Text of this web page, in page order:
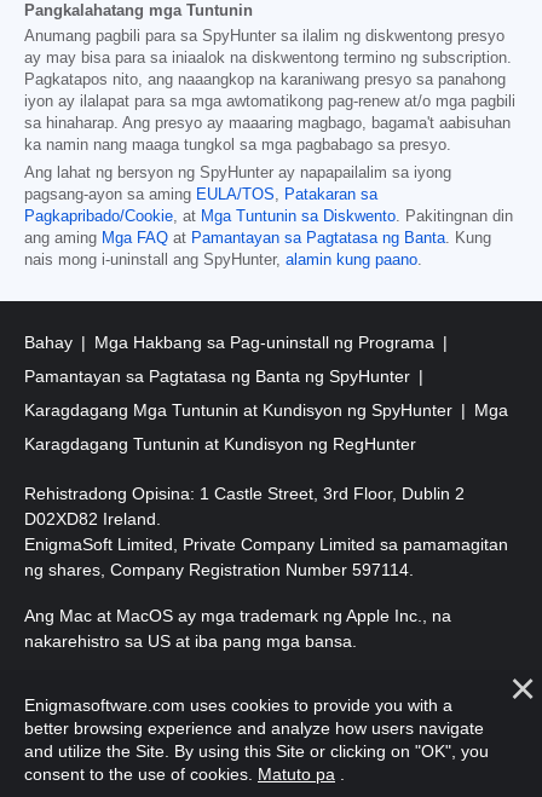
Pangkalahatang mga Tuntunin
Anumang pagbili para sa SpyHunter sa ilalim ng diskwentong presyo
ay may bisa para sa iniaalok na diskwentong termino ng subscription.
Pagkatapos nito, ang naaangkop na karaniwang presyo sa panahong
iyon ay ilalapat para sa mga awtomatikong pag-renew at/o mga pagbili
sa hinaharap. Ang presyo ay maaaring magbago, bagama't aabisuhan
ka namin nang maaga tungkol sa mga pagbabago sa presyo.
Ang lahat ng bersyon ng SpyHunter ay napapailalim sa iyong
pagsang-ayon sa aming EULA/TOS, Patakaran sa
Pagkapribado/Cookie, at Mga Tuntunin sa Diskwento. Pakitingnan din
ang aming Mga FAQ at Pamantayan sa Pagtatasa ng Banta. Kung
nais mong i-uninstall ang SpyHunter, alamin kung paano.
Bahay
Mga Hakbang sa Pag-uninstall ng Programa
Pamantayan sa Pagtatasa ng Banta ng SpyHunter
Karagdagang Mga Tuntunin at Kundisyon ng SpyHunter
Mga
Karagdagang Tuntunin at Kundisyon ng RegHunter
Rehistradong Opisina: 1 Castle Street, 3rd Floor, Dublin 2
D02XD82 Ireland.
EnigmaSoft Limited, Private Company Limited sa pamamagitan
ng shares, Company Registration Number 597114.
Ang Mac at MacOS ay mga trademark ng Apple Inc., na
nakarehistro sa US at iba pang mga bansa.
Nakalaan.
Enigmasoftware.com uses cookies to provide you with a
better browsing experience and analyze how users navigate
and utilize the Site. By using this Site or clicking on "OK", you
consent to the use of cookies. Matuto pa